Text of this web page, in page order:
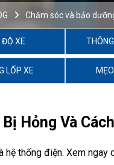
Chăm sóc và bảo
XE
LỐP XE
Hỏng Và
thống điện. Xem ngay